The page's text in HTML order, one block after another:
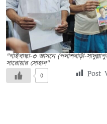
"গাইবান্ধা-৩ আসনে (পলাশবাড়ী-
সারোয়ার সোহান"
0 Post